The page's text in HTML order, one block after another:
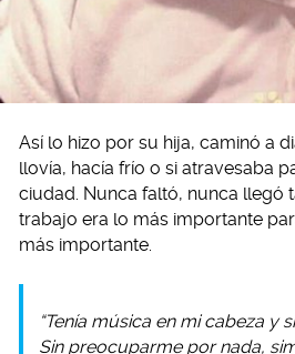
Así lo hizo por su hija, caminó a
llovía, hacía frío o si atravesaba
ciudad. Nunca faltó, nunca llegó
trabajo era lo más importante
más importante.
“Tenía música en mi cabeza y
Sin preocuparme por nada,